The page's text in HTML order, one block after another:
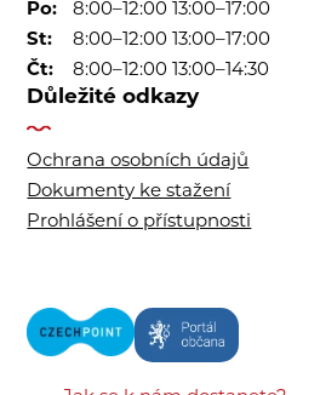
Po:
8:00–12:00 13:00–17:00
St:
8:00–12:00 13:00–17:00
Čt:
8:00–12:00 13:00–14:30
Důležité odkazy
Ochrana osobních údajů
Dokumenty ke stažení
Prohlášení o přístupnosti